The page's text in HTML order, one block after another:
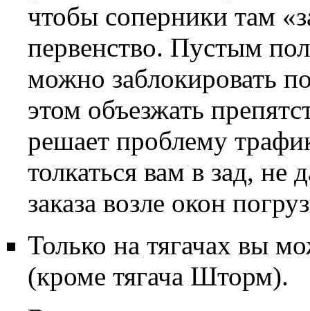
чтобы соперники там
первенство. Пустым
можно заблокировать
этом объезжать
решает проблему
толкаться вам в зад, не
заказа возле окон
Только на тягачах вы
(кроме тягача Шторм).